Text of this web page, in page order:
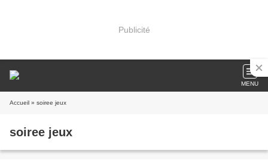
Publicité
MENU
Accueil » soiree jeux
soiree jeux